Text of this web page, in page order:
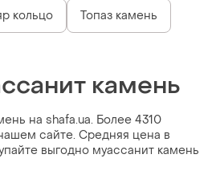
кольцо Топаз камень
камень
на shafa.ua. Более 4310
сайте. Средняя цена в
выгодно муассанит камень